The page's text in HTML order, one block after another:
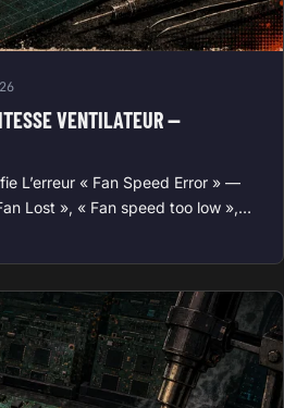
VENTILATEUR —
L’erreur « Fan Speed Error » —
Lost », « Fan speed too low »,…